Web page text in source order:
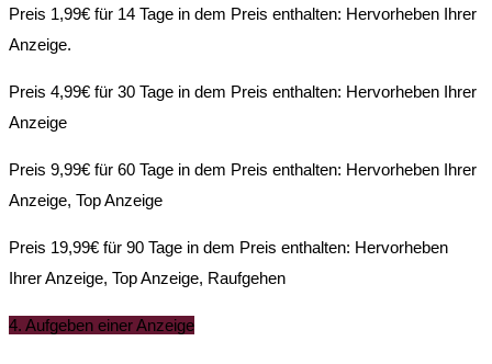
Preis 1,99€ für 14 Tage in dem Preis enthalten: Hervorheben Ihrer
Anzeige.
Preis 4,99€ für 30 Tage in dem Preis enthalten: Hervorheben Ihrer
Anzeige
Preis 9,99€ für 60 Tage in dem Preis enthalten: Hervorheben Ihrer
Anzeige, Top Anzeige
Preis 19,99€ für 90 Tage in dem Preis enthalten: Hervorheben
Ihrer Anzeige, Top Anzeige, Raufgehen
4. Aufgeben einer Anzeige